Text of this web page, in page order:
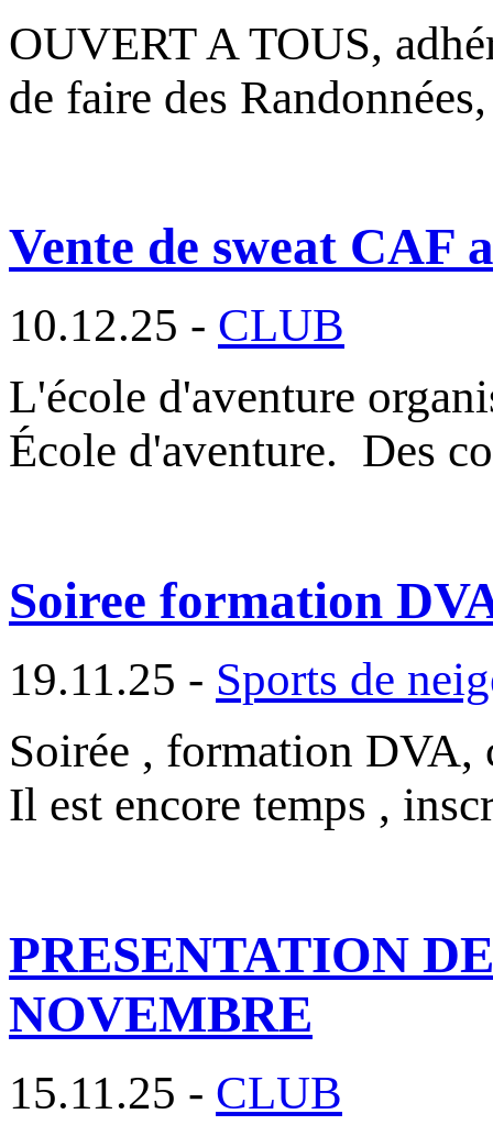
OUVERT A TOUS,
de faire des
Vente de sweat CAF
10.12.25 - CLUB
L'école d'aventure
École d'aventure. Des
Soiree formation
19.11.25 - Sports de
Soirée , formation DVA,
Il est encore temps ,
PRESENTATION
NOVEMBRE
15.11.25 - CLUB